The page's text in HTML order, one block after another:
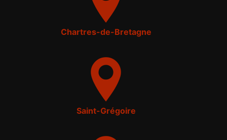
Chartres-de-Bretagne
Saint-Grégoire